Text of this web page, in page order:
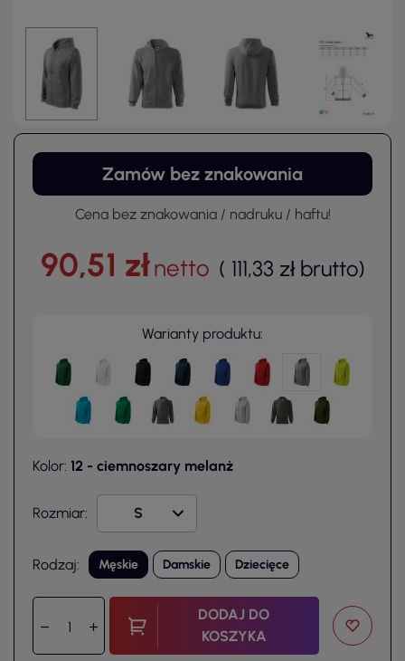
Zamów bez znakowania
Cena bez znakowania / nadruku / haftu!
90,51 złnetto ( 111,33 zł brutto)
Warianty produktu:
Kolor: 12 - ciemnoszary melanż
Rozmiar:
Rodzaj: Męskie Damskie Dziecięce
DODAJ DO
KOSZYKA